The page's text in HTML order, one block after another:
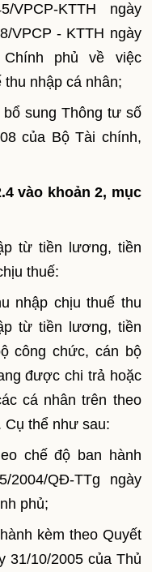
KTTH ngày
VPCP - KTTH ngày
Chính phủ về việc
nhập cá nhân;
bổ sung Thông tư số
của Bộ Tài chính,
vào khoản 2, mục
từ tiền lương, tiền
thuế:
nhập chịu thuế thu
từ tiền lương, tiền
công chức, cán bộ
được chi trả hoặc
cá nhân trên theo
Cụ thể như sau:
chế độ ban hành
2004/QĐ-TTg ngày
phủ;
kèm theo Quyết
31/10/2005 của Thủ